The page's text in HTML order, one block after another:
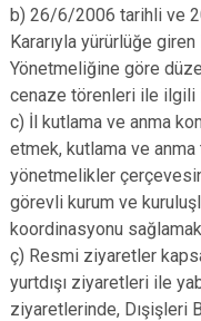
b) 26/6/2006 tarihli ve
Kararıyla yürürlüğe
Yönetmeliğine göre
cenaze törenleri ile ilgili
c) İl kutlama ve anma
etmek, kutlama ve
yönetmelikler
görevli kurum ve
koordinasyonu
ç) Resmi ziyaretler
yurtdışı ziyaretleri ile
ziyaretlerinde, Dışişleri